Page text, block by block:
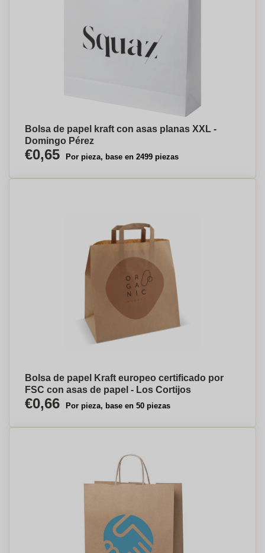
Bolsa de papel kraft con asas planas XXL -
Domingo Pérez
€0,65 Por pieza, base en 2499 piezas
Bolsa de papel Kraft europeo certificado por
FSC con asas de papel - Los Cortijos
€0,66 Por pieza, base en 50 piezas